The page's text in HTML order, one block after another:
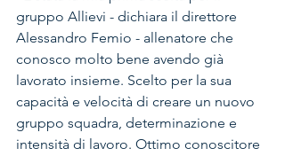
gruppo Allievi - dichiara il direttore
Alessandro Femio - allenatore che
conosco molto bene avendo già
lavorato insieme. Scelto per la sua
capacità e velocità di creare un nuovo
gruppo squadra, determinazione e
intensità di lavoro. Ottimo conoscitore